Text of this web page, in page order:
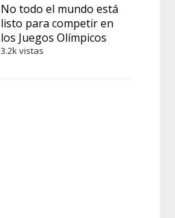
No todo el mundo está
listo para competir en
los Juegos Olímpicos
3.2k vistas